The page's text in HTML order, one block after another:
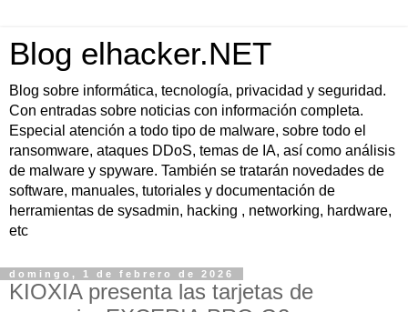
Blog elhacker.NET
Blog sobre informática, tecnología, privacidad y seguridad.
Con entradas sobre noticias con información completa.
Especial atención a todo tipo de malware, sobre todo el
ransomware, ataques DDoS, temas de IA, así como análisis
de malware y spyware. También se tratarán novedades de
software, manuales, tutoriales y documentación de
herramientas de sysadmin, hacking , networking, hardware,
etc
domingo, 1 de febrero de 2026
KIOXIA presenta las tarjetas de